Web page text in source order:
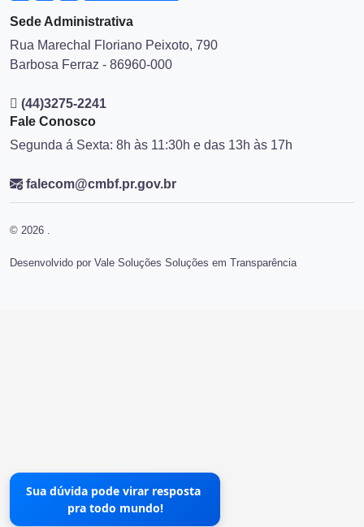
Sede Administrativa
Rua Marechal Floriano Peixoto, 790
Barbosa Ferraz - 86960-000
(44)3275-2241
Fale Conosco
Segunda á Sexta: 8h às 11:30h e das 13h às 17h
falecom@cmbf.pr.gov.br
© 2026 .
Desenvolvido por Vale Soluções Soluções em Transparência
Sua dúvida pode virar resposta
pra todo mundo!